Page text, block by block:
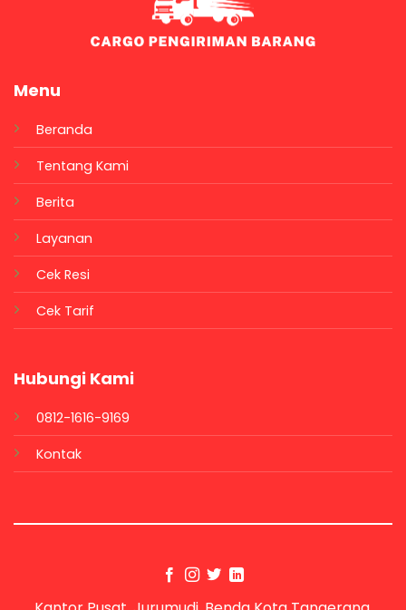
Menu
Beranda
Tentang Kami
Berita
Layanan
Cek Resi
Cek Tarif
Hubungi Kami
0812-1616-9169
Kontak